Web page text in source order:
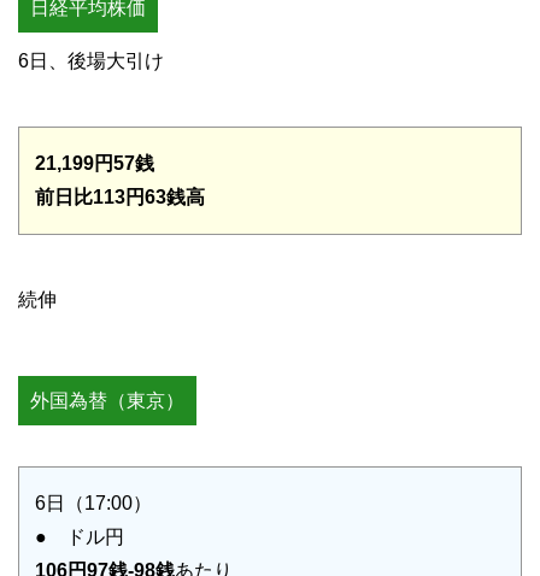
日経平均株価
6日、後場大引け
21,199円57銭
前日比113円63銭高
続伸
外国為替（東京）
6日（17:00）
● ドル円
106円97銭-98銭あたり